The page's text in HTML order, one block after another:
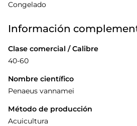
Congelado
Información
Clase comercial / Calibre
40-60
Nombre científico
Penaeus vannamei
Método de producción
Acuicultura